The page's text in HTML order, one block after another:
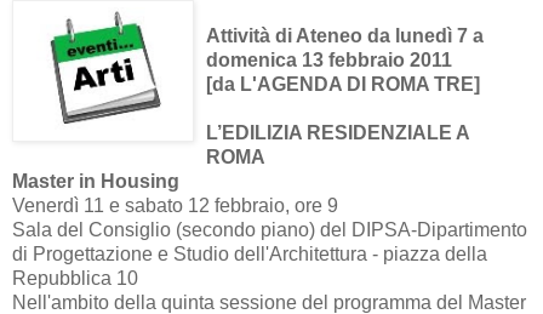
Attività di Ateneo da lunedì 7 a
domenica 13 febbraio 2011
[da L'AGENDA DI ROMA TRE]
L’EDILIZIA RESIDENZIALE A
ROMA
Master in Housing
Venerdì 11 e sabato 12 febbraio, ore 9
Sala del Consiglio (secondo piano) del DIPSA-Dipartimento
di Progettazione e Studio dell'Architettura - piazza della
Repubblica 10
Nell'ambito della quinta sessione del programma del Master